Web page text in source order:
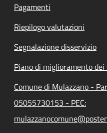
Pagamenti
Riepilogo valutazioni
Segnalazione disservizio
Piano di miglioramento dei
Comune di Mulazzano -
05055730153 - PEC: